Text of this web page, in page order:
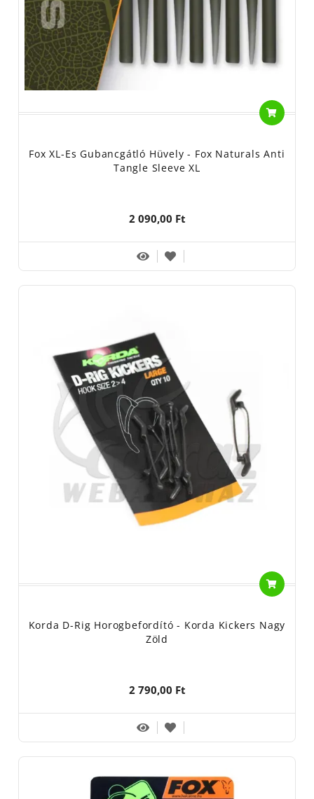
Fox XL-Es Gubancgátló Hüvely - Fox Naturals Anti
Tangle Sleeve XL
2 090,00 Ft
Korda D-Rig Horogbefordító - Korda Kickers Nagy
Zöld
2 790,00 Ft